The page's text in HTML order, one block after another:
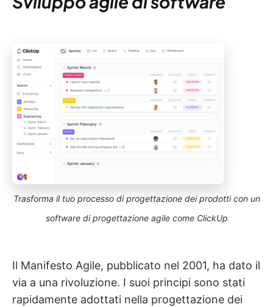
Trasforma il tuo processo di progettazione dei prodotti con un
software di progettazione agile come ClickUp
Il Manifesto Agile, pubblicato nel 2001, ha dato il
via a una rivoluzione. I suoi principi sono stati
rapidamente adottati nella progettazione dei